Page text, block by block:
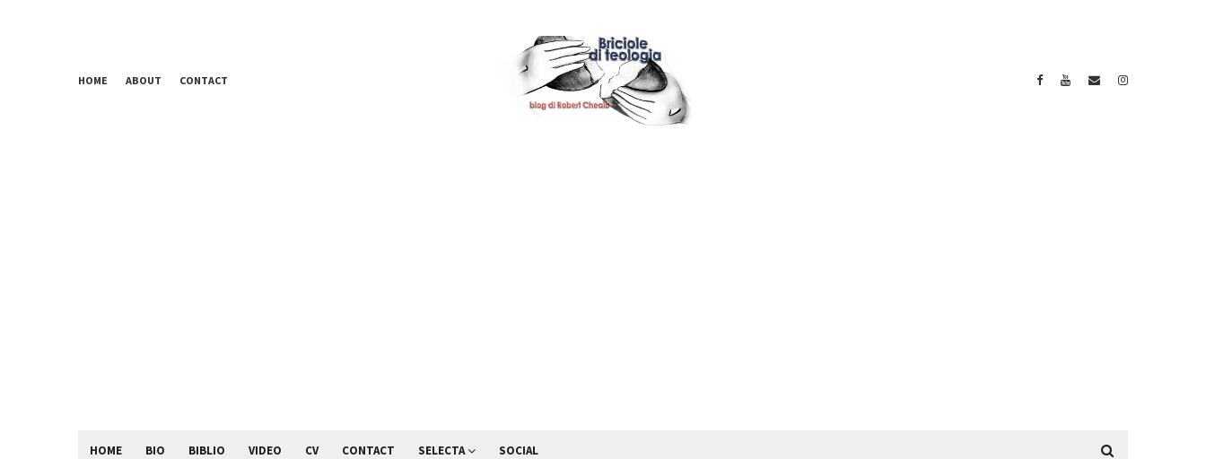
HOME ABOUT CONTACT
HOME BIO BIBLIO VIDEO CV CONTACT SELECTA SOCIAL